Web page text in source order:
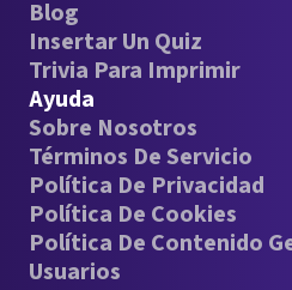
Blog
Insertar Un Quiz
Trivia Para Imprimir
Ayuda
Sobre Nosotros
Términos De Servicio
Política De Privacidad
Política De Cookies
Política De Contenido
Usuarios